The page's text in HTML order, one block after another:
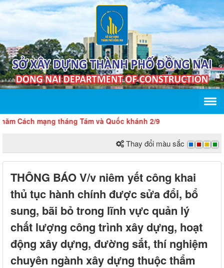
mạng tháng Tám và Quốc khánh 2/9
Thay đổi màu sắc
THÔNG BÁO V/v niêm yết công khai
thủ tục hành chính được sửa đổi, bổ
sung, bãi bỏ trong lĩnh vực quản lý
chất lượng công trình xây dựng, hoạt
động xây dựng, đường sắt, thí nghiệm
chuyên ngành xây dựng thuộc thẩm